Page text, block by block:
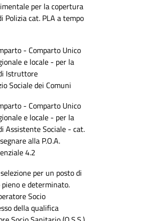
per la copertura
Polizia cat. PLA a tempo
- Comparto Unico
e locale - per la
Istruttore
Sociale dei Comuni
- Comparto Unico
e locale - per la
Assistente Sociale - cat.
alla P.O.A.
4.2
per un posto di
e determinato.
Socio
della qualifica